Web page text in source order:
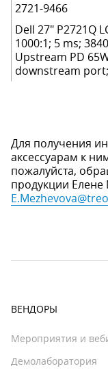
2721-9466
Dell 27" P2721Q
1000:1; 5 ms;
Upstream PD
downstream
Для получения
аксессуарам к
пожалуйста,
продукции
ВЕНДОРЫ
Мероприятия и
Демолаборатория